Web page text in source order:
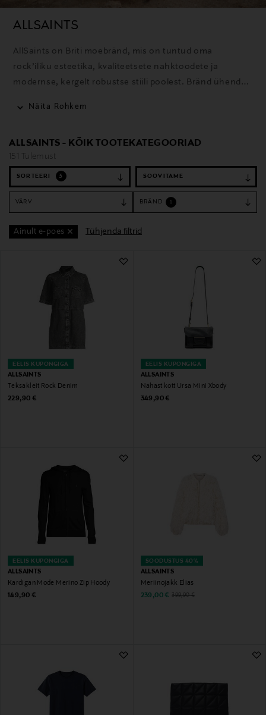
ALLSAINTS
AllSaints on Briti moebränd, mis on tuntud oma
rock’iliku esteetika, kvaliteetsete nahktoodete ja
modernse, kergelt robustse stiili poolest. Bränd ühendab
Näita Rohkem
ALLSAINTS - KÕIK TOOTEKATEGOORIAD
151 Tulemust
SORTEERI 3
VÄRV BRÄND
Ainult e-poes Tühjenda filtrid
EELIS KUPONGIGA
ALLSAINTS
Teksakleit Rock Denim
Original Price
229,90 €
EELIS KUPONGIGA
ALLSAINTS
Nahast kott Ursa Mini Xbody
Original Price
349,90 €
EELIS KUPONGIGA
ALLSAINTS
Kardigan Mode Merino Zip Hoody
Original Price
149,90 €
SOODUSTUS 40%
ALLSAINTS
Meriinojakk Elias
Discounted Price
239,00 € Original Price
399,90 €